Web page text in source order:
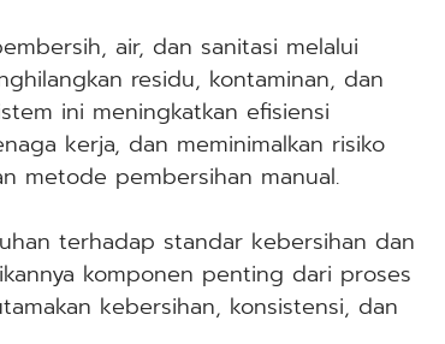
air, dan sanitasi melalui
residu, kontaminan, dan
ini meningkatkan efisiensi
kerja, dan meminimalkan risiko
metode pembersihan manual.
terhadap standar kebersihan dan
komponen penting dari proses
kebersihan, konsistensi, dan